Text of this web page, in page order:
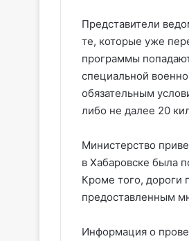
Представители
те, которые уже
программы
специальной
обязательным
либо не далее 20
Министерство
в Хабаровске была
Кроме того, дороги
предоставленным
Информация о